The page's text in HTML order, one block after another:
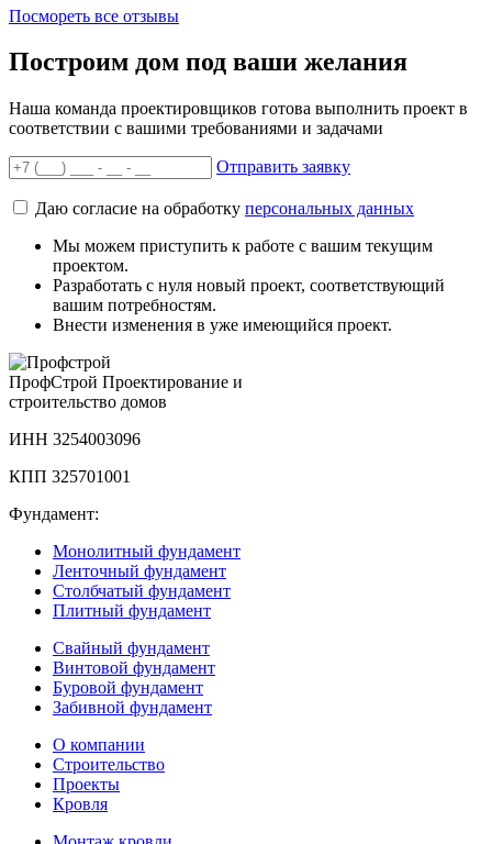
Посмореть все отзывы
Построим дом под ваши желания
Наша команда проектировщиков готова выполнить проект в
соответствии с вашими требованиями и задачами
Отправить заявку
Даю согласие на обработку персональных данных
Мы можем приступить к работе с вашим текущим
проектом.
Разработать с нуля новый проект, соответствующий
вашим потребностям.
Внести изменения в уже имеющийся проект.
ПрофСтрой Проектирование и
строительство домов
ИНН 3254003096
КПП 325701001
Фундамент:
Монолитный фундамент
Ленточный фундамент
Столбчатый фундамент
Плитный фундамент
Свайный фундамент
Винтовой фундамент
Буровой фундамент
Забивной фундамент
О компании
Строительство
Проекты
Кровля